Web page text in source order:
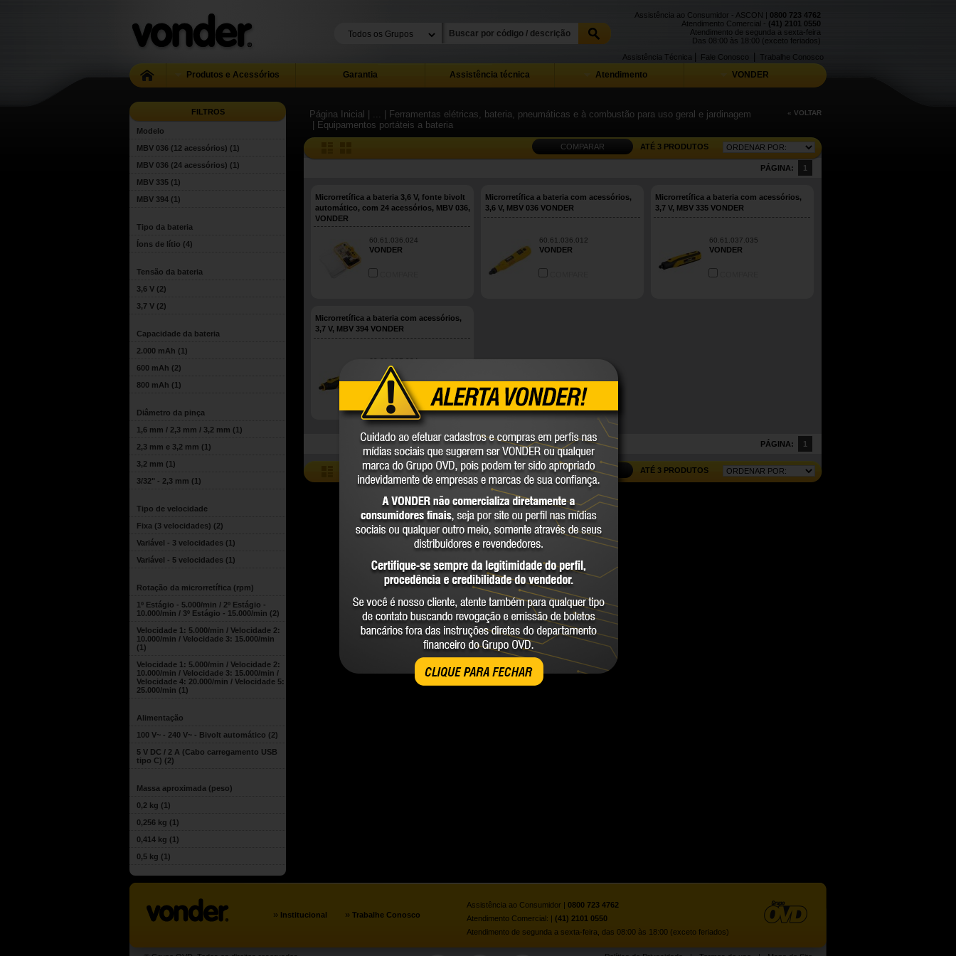
CLIQUE PARA FECHAR
Assistência ao Consumidor - ASCON | 0800 723 4762
Atendimento Comercial - (41) 2101 0550
Atendimento de segunda a sexta-feira
Das 08:00 às 18:00 (exceto feriados)
Trabalhe Conosco
Fale Conosco
Assistência Técnica
Produtos e Acessórios Garantia Assistência técnica Atendimento VONDER
FILTROS
Modelo
MBV 036 (12 acessórios) (1)
MBV 036 (24 acessórios) (1)
MBV 335 (1)
MBV 394 (1)
Tipo da bateria
Íons de lítio (4)
Tensão da bateria
3,6 V (2)
3,7 V (2)
Capacidade da bateria
2.000 mAh (1)
600 mAh (2)
800 mAh (1)
Diâmetro da pinça
1,6 mm / 2,3 mm / 3,2 mm (1)
2,3 mm e 3,2 mm (1)
3,2 mm (1)
3/32" - 2,3 mm (1)
Tipo de velocidade
Fixa (3 velocidades) (2)
Variável - 3 velocidades (1)
Variável - 5 velocidades (1)
Rotação da microrretífica (rpm)
1º Estágio - 5.000/min / 2º Estágio -
10.000/min / 3º Estágio - 15.000/min (2)
Velocidade 1: 5.000/min / Velocidade 2:
10.000/min / Velocidade 3: 15.000/min
(1)
Velocidade 1: 5.000/min / Velocidade 2:
10.000/min / Velocidade 3: 15.000/min /
Velocidade 4: 20.000/min / Velocidade 5:
25.000/min (1)
Alimentação
100 V~ - 240 V~ - Bivolt automático (2)
5 V DC / 2 A (Cabo carregamento USB
tipo C) (2)
Massa aproximada (peso)
0,2 kg (1)
0,256 kg (1)
0,414 kg (1)
0,5 kg (1)
Página Inicial | ...
| Ferramentas elétricas, bateria, pneumáticas e à combustão para uso geral e jardinagem
| Equipamentos portáteis a bateria
« VOLTAR
COMPARAR ATÉ 3 PRODUTOS
PÁGINA: 1
Microrretífica a bateria 3,6 V, fonte bivolt
automático, com 24 acessórios, MBV 036,
VONDER
60.61.036.024
VONDER
Microrretífica a bateria com acessórios,
3,6 V, MBV 036 VONDER
60.61.036.012
VONDER
Microrretífica a bateria com acessórios,
3,7 V, MBV 335 VONDER
60.61.037.035
VONDER
Microrretífica a bateria com acessórios,
3,7 V, MBV 394 VONDER
60.61.037.094
VONDER
COMPARE
PÁGINA: 1
COMPARAR ATÉ 3 PRODUTOS
» Institucional » Trabalhe Conosco
Assistência ao Consumidor | 0800 723 4762
Atendimento Comercial: | (41) 2101 0550
Atendimento de segunda a sexta-feira, das 08:00 às 18:00 (exceto feriados)